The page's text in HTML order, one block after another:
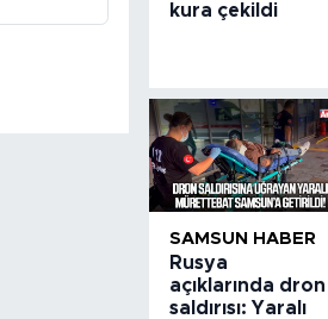
kura çekildi
SAMSUN HABER
Rusya
açıklarında dron
saldırısı: Yaralı